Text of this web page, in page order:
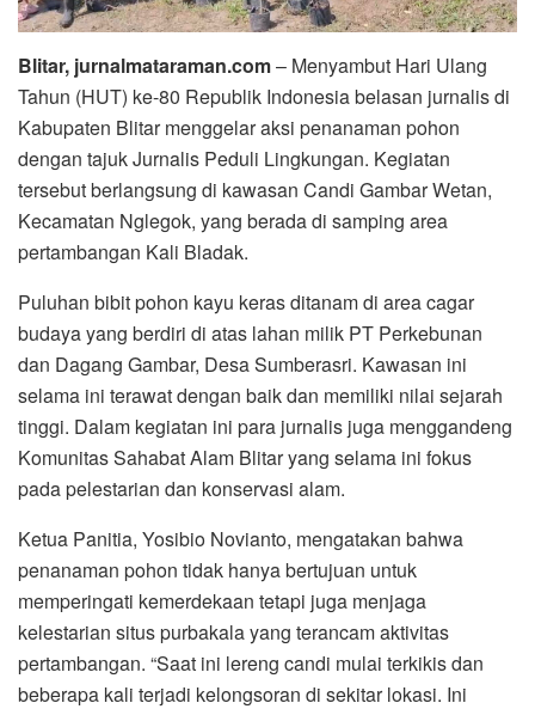
Blitar, jurnalmataraman.com– Menyambut Hari Ulang
Tahun (HUT) ke-80 Republik Indonesia belasan jurnalis di
Kabupaten Blitar menggelar aksi penanaman pohon
dengan tajuk Jurnalis Peduli Lingkungan. Kegiatan
tersebut berlangsung di kawasan Candi Gambar Wetan,
Kecamatan Nglegok, yang berada di samping area
pertambangan Kali Bladak.
Puluhan bibit pohon kayu keras ditanam di area cagar
budaya yang berdiri di atas lahan milik PT Perkebunan
dan Dagang Gambar, Desa Sumberasri. Kawasan ini
selama ini terawat dengan baik dan memiliki nilai sejarah
tinggi. Dalam kegiatan ini para jurnalis juga menggandeng
Komunitas Sahabat Alam Blitar yang selama ini fokus
pada pelestarian dan konservasi alam.
Ketua Panitia, Yosibio Novianto, mengatakan bahwa
penanaman pohon tidak hanya bertujuan untuk
memperingati kemerdekaan tetapi juga menjaga
kelestarian situs purbakala yang terancam aktivitas
pertambangan. “Saat ini lereng candi mulai terkikis dan
beberapa kali terjadi kelongsoran di sekitar lokasi. Ini